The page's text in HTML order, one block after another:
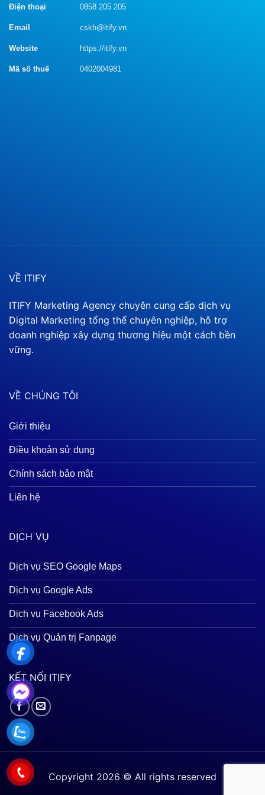
Điện thoại 0858 205 205
Email cskh@itify.vn
Website https://itify.vn
Mã số thuế 0402004981
VỀ ITIFY
ITIFY Marketing Agency chuyên cung cấp dịch vụ
Digital Marketing tổng thể chuyên nghiệp, hỗ trợ
doanh nghiệp xây dựng thương hiệu một cách bền
vững.
VỀ CHÚNG TÔI
Giới thiệu
Điều khoản sử dụng
Chính sách bảo mật
Liên hệ
DỊCH VỤ
Dịch vụ SEO Google Maps
Dịch vụ Google Ads
Dịch vụ Facebook Ads
Dịch vụ Quản trị Fanpage
KẾT NỐI ITIFY
Copyright 2026 © All rights reserved